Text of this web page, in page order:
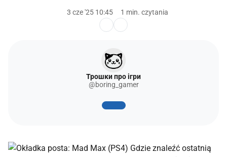
3 cze '25 10:45 1 min. czytania
Трошки про ігри
@boring_gamer